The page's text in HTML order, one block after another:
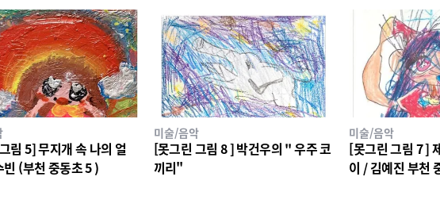
림 5] 무지개 속 나의 얼
빈 (부천 중동초 5 )
미술/음악
[못그린 그림 8 ] 박건우의 " 우주 코
끼리"
미술/음악
[못그린 그림 7 ]
이 / 김예진 부천